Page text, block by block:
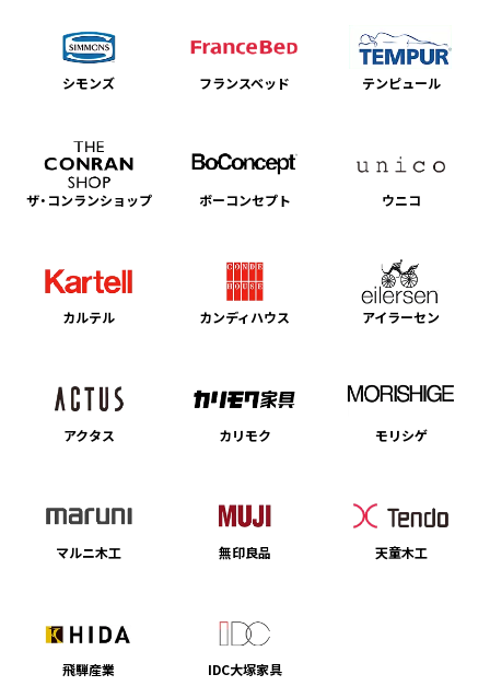
シモンズ フランスベッド テンピュール
ザ・コンランショップ ボーコンセプト ウニコ
カルテル カンディハウス アイラーセン
アクタス カリモク モリシゲ
マルニ木工 無印良品 天童木工
飛騨産業 IDC大塚家具